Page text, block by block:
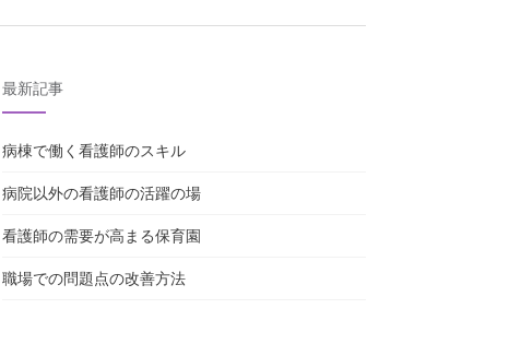
最新記事
病棟で働く看護師のスキル
病院以外の看護師の活躍の場
看護師の需要が高まる保育園
職場での問題点の改善方法